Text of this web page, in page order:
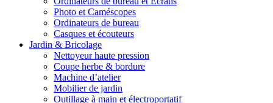
Photo et Caméscopes
Ordinateurs de bureau
Casques et écouteurs
Jardin & Bricolage
Nettoyeur haute pression
Coupe herbe & bordure
Machine d’atelier
Mobilier de jardin
Outillage à main et électroportatif